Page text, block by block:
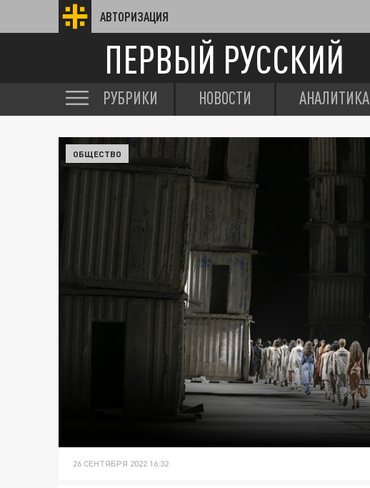
АВТОРИЗАЦИЯ
ПЕРВЫЙ РУССКИЙ
РУБРИКИ НОВОСТИ АНАЛИТИКА
ОБЩЕСТВО
26 СЕНТЯБРЯ 2022 16:32